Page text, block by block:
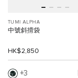
TUMI ALPHA
中號斜揹袋
HK$2,850
3